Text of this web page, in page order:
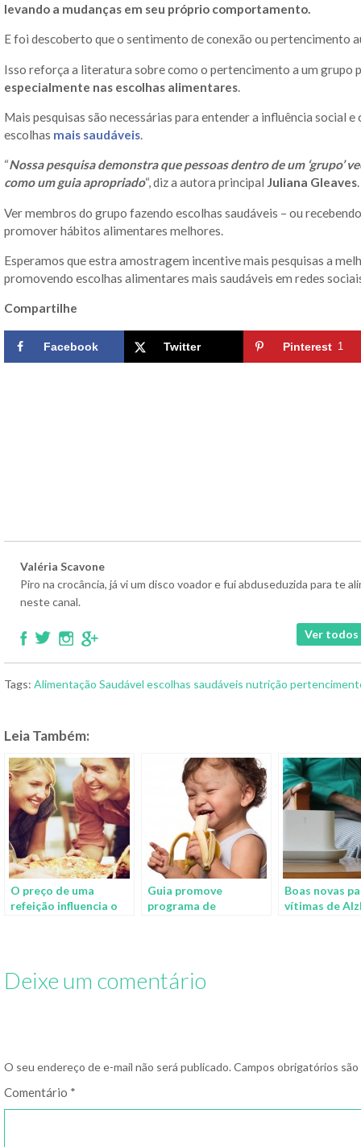
levando a mudanças em seu próprio comportamento.
E foi descoberto que o sentimento de conexão ou pertencimento
Isso reforça a literatura sobre como o pertencimento a um grupo
especialmente nas escolhas alimentares
Mais pesquisas são necessárias para entender a influência social
escolhas mais saudáveis.
“Nossa pesquisa demonstra que pessoas dentro de um ‘grupo’
como um guia apropriado“, diz a autora principal Juliana Gleaves.
Ver membros do grupo fazendo escolhas saudáveis – ou
promover hábitos alimentares melhores.
Esperamos que estra amostragem incentive mais pesquisas a
promovendo escolhas alimentares mais saudáveis em redes
Compartilhe
Facebook Twitter Pinterest 1
Valéria Scavone
Piro na crocância, já vi um disco voador e fui abduseduzida para te
neste canal.
Ver todos
Tags: Alimentação Saudável escolhas saudáveis nutrição
Leia Também:
O preço de uma
refeição influencia o
Guia promove
programa de
Boas novas
vítimas de
Deixe um comentário
O seu endereço de e-mail não será publicado. Campos obrigatórios
Comentário *